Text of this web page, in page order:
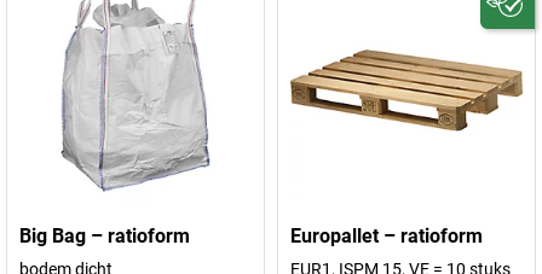
Big Bag – ratioform
bodem dicht
Europallet – ratioform
EUR1, ISPM 15, VE = 10 stuks